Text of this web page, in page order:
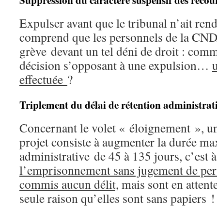
Expulser avant que le tribunal n’ait
comprend que les personnels de la
grève devant un tel déni de droit :
décision s’opposant à une expulsion…
effectuée ?
Triplement du délai de rétention
Concernant le volet « éloignement »,
projet consiste à augmenter la durée
administrative de 45 à 135 jours, c’est
l’emprisonnement sans jugement de
commis aucun délit, mais sont en
seule raison qu’elles sont sans papiers !